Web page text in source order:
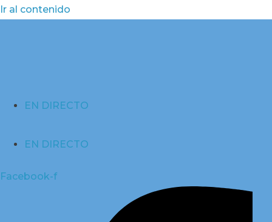
Ir al contenido
EN DIRECTO
EN DIRECTO
Facebook-f